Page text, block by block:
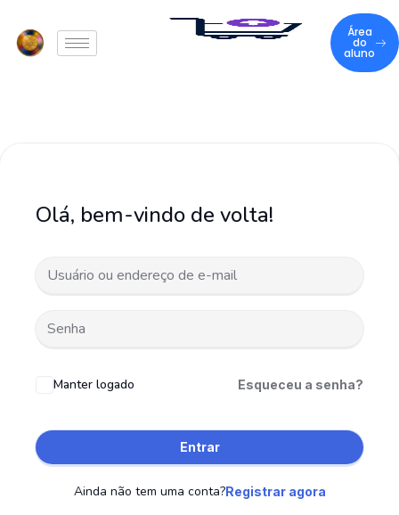
Área
do
aluno
Olá, bem-vindo de volta!
Manter logado Esqueceu a senha?
Entrar
Ainda não tem uma conta?Registrar agora